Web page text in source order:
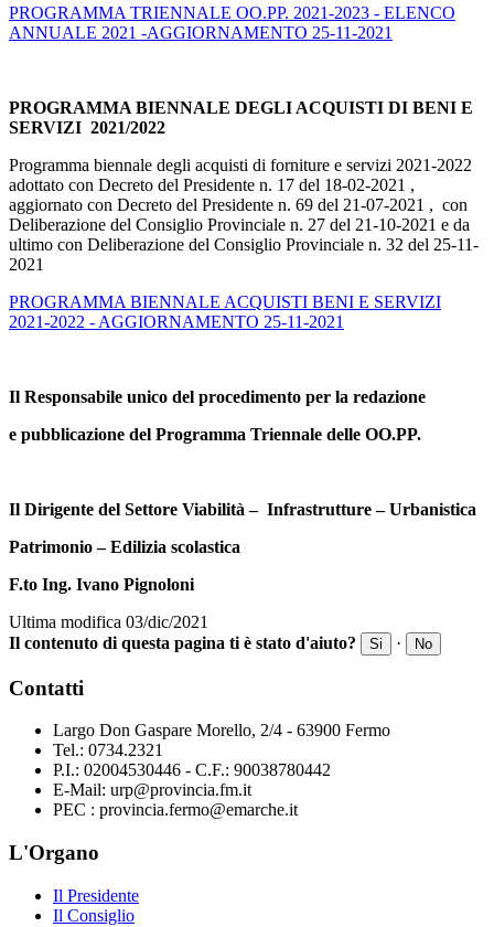
PROGRAMMA TRIENNALE OO.PP. 2021-2023 - ELENCO
ANNUALE 2021 -AGGIORNAMENTO 25-11-2021
PROGRAMMA BIENNALE DEGLI ACQUISTI DI BENI E
SERVIZI 2021/2022
Programma biennale degli acquisti di forniture e servizi 2021-2022
adottato con Decreto del Presidente n. 17 del 18-02-2021 ,
aggiornato con Decreto del Presidente n. 69 del 21-07-2021 , con
Deliberazione del Consiglio Provinciale n. 27 del 21-10-2021 e da
ultimo con Deliberazione del Consiglio Provinciale n. 32 del 25-11-
2021
PROGRAMMA BIENNALE ACQUISTI BENI E SERVIZI
2021-2022 - AGGIORNAMENTO 25-11-2021
Il Responsabile unico del procedimento per la redazione
e pubblicazione del Programma Triennale delle OO.PP.
Il Dirigente del Settore Viabilità – Infrastrutture – Urbanistica
Patrimonio – Edilizia scolastica
F.to Ing. Ivano Pignoloni
Ultima modifica 03/dic/2021
Il contenuto di questa pagina ti è stato d'aiuto?
Si · No
Contatti
Largo Don Gaspare Morello, 2/4 - 63900 Fermo
Tel.: 0734.2321
P.I.: 02004530446 - C.F.: 90038780442
E-Mail: urp@provincia.fm.it
PEC : provincia.fermo@emarche.it
L'Organo
Il Presidente
Il Consiglio